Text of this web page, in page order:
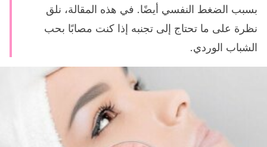
بسبب الضغط النفسي أيضًا. في هذه المقالة، نلق
نظرة على ما تحتاج إلى تجنبه إذا كنت مصابًا بحب
الشباب الوردي.